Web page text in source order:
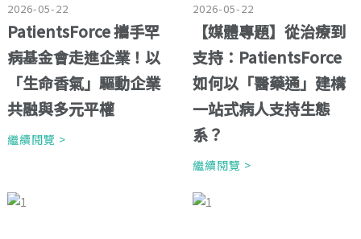
2026-05-22
PatientsForce 攜手罕
病基金會走進企業！以
「生命香氣」驅動企業
共融與多元平權
繼續閱覽 >
2026-05-22
【媒體專題】從治療到
支持：PatientsForce
如何以「醫藥通」建構
一站式病人支持生態
系？
繼續閱覽 >